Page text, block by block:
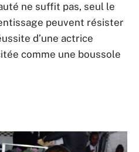
ne suffit pas, seul le
peuvent résister
d’une actrice
comme une boussole